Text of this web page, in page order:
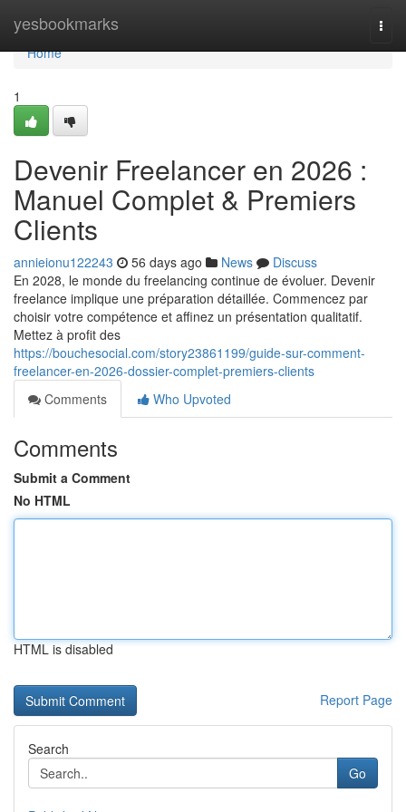
yesbookmarks
Home
Home
1
Devenir Freelancer en 2026 :
Manuel Complet & Premiers
Clients
annieionu122243 56 days ago News
Discuss
En 2028, le monde du freelancing continue de évoluer. Devenir
freelance implique une préparation détaillée. Commencez par
choisir votre compétence et affinez un présentation qualitatif.
Mettez à profit des
https://bouchesocial.com/story23861199/guide-sur-comment-
freelancer-en-2026-dossier-complet-premiers-clients
Comments
Who Upvoted
Comments
Submit a Comment
No HTML
HTML is disabled
Report Page
Search
Go